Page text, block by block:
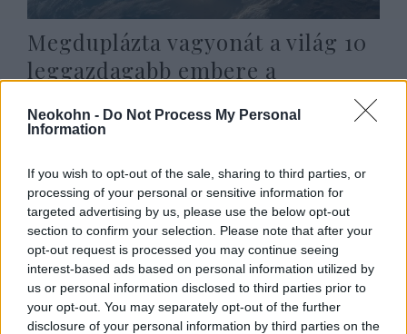
Neokohn - Do Not Process My Personal
Information
If you wish to opt-out of the sale, sharing to third parties, or
processing of your personal or sensitive information for
targeted advertising by us, please use the below opt-out
section to confirm your selection. Please note that after your
opt-out request is processed you may continue seeing
interest-based ads based on personal information utilized by
us or personal information disclosed to third parties prior to
your opt-out. You may separately opt-out of the further
disclosure of your personal information by third parties on the
Megduplázta vagyonát a világ 10
leggazdagabb embere a
2022. január 17.